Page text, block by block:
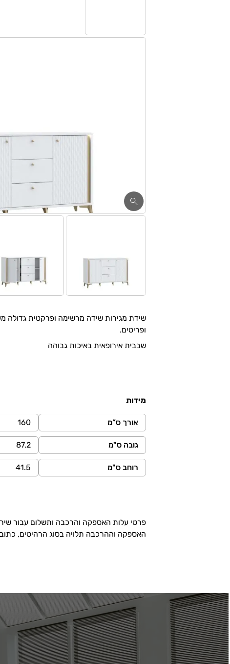
שידת מגירות שידה מרשימה ופרקטית גדולה
ופריטים.
שבבית אירופאית באיכות גבוהה
מידות
אורך ס”מ 160
גובה ס"מ 87.2
רוחב ס"מ 41.5
פרטי עלות האספקה והרכבה ותשלום עבור
האספקה וההרכבה תלויה בסוג הרהיטים,